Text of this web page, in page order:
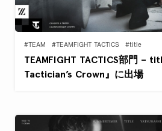
#TEAM #TEAMFIGHT TACTICS #title
TEAMFIGHT TACTICS部門 –
Tactician’s Crown』に出場